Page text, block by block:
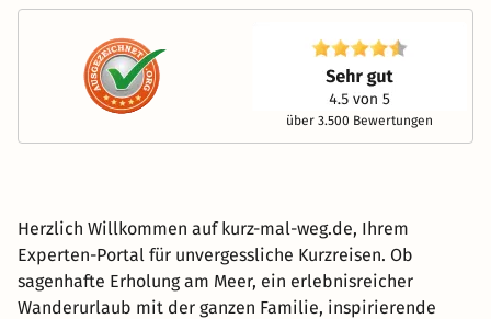
über 3.500 Bewertungen
Herzlich Willkommen auf kurz-mal-weg.de, Ihrem
Experten-Portal für unvergessliche Kurzreisen. Ob
sagenhafte Erholung am Meer, ein erlebnisreicher
Wanderurlaub mit der ganzen Familie, inspirierende